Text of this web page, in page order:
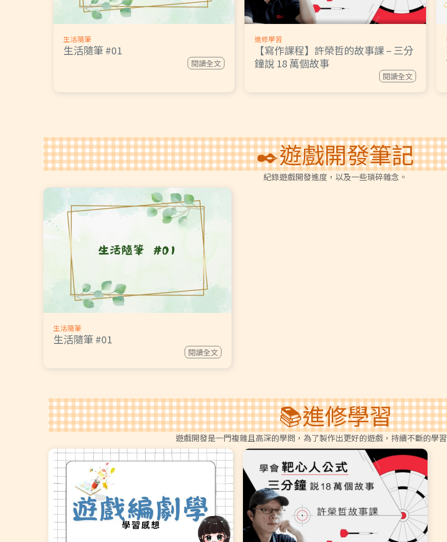
生活隨筆
生活隨筆 #01
閱讀全文
進修學習
【寫作課程】許榮哲的故事課 – 三分
鐘說 18 萬個故事
閱讀全文
✒️遊戲開發筆記
紀錄遊戲開發進度，以及一些瑣碎雜念。
生活隨筆
生活隨筆 #01
閱讀全文
📚進修學習
遊戲開發是一門複雜且高深的學問，為了製作出更好的遊戲，持續不斷的學